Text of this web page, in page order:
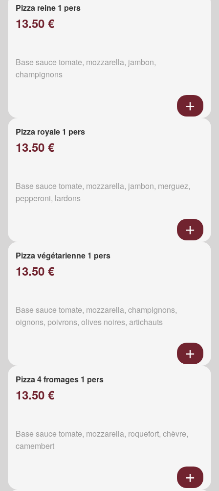
Pizza reine 1 pers
13.50 €
Base sauce tomate, mozzarella, jambon,
champignons
Pizza royale 1 pers
13.50 €
Base sauce tomate, mozzarella, jambon, merguez,
pepperoni, lardons
Pizza végétarienne 1 pers
13.50 €
Base sauce tomate, mozzarella, champignons,
oignons, poivrons, olives noires, artichauts
Pizza 4 fromages 1 pers
13.50 €
Base sauce tomate, mozzarella, roquefort, chèvre,
camembert